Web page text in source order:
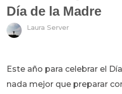
Día de la Madre
Laura Server
Este año para celebrar el
nada mejor que preparar